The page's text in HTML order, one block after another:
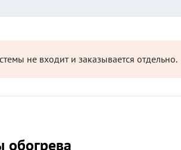
не входит и заказывается отдельно.